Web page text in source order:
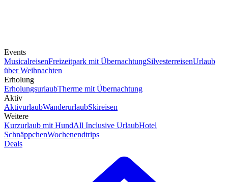
Events
MusicalreisenFreizeitpark mit ÜbernachtungSilvesterreisenUrlaub
über Weihnachten
Erholung
ErholungsurlaubTherme mit Übernachtung
Aktiv
AktivurlaubWanderurlaubSkireisen
Weitere
Kurzurlaub mit HundAll Inclusive UrlaubHotel
SchnäppchenWochenendtrips
Deals